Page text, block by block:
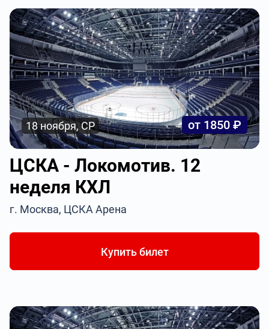
18 ноября, СР от 1850 ₽
ЦСКА - Локомотив. 12
неделя КХЛ
г. Москва, ЦСКА Арена
Купить билет